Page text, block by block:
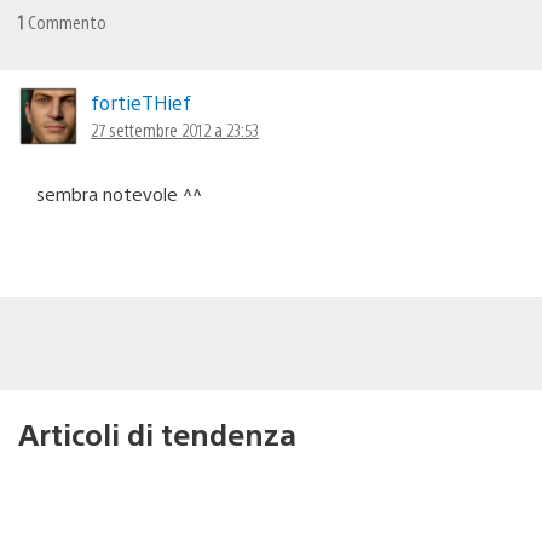
1 Commento
fortieTHief
27 settembre 2012 a 23:53
sembra notevole ^^
Articoli di tendenza